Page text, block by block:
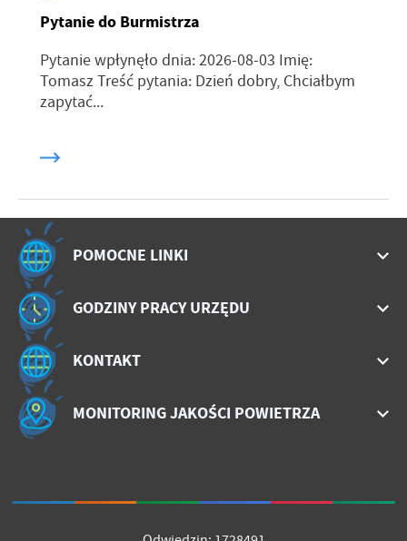
Pytanie do Burmistrza
Pytanie wpłynęło dnia: 2026-08-03 Imię:
Tomasz Treść pytania: Dzień dobry, Chciałbym
zapytać...
POMOCNE LINKI
GODZINY PRACY URZĘDU
KONTAKT
MONITORING JAKOŚCI POWIETRZA